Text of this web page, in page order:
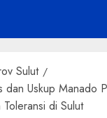
Sulut
dan Uskup Manado
di Sulut